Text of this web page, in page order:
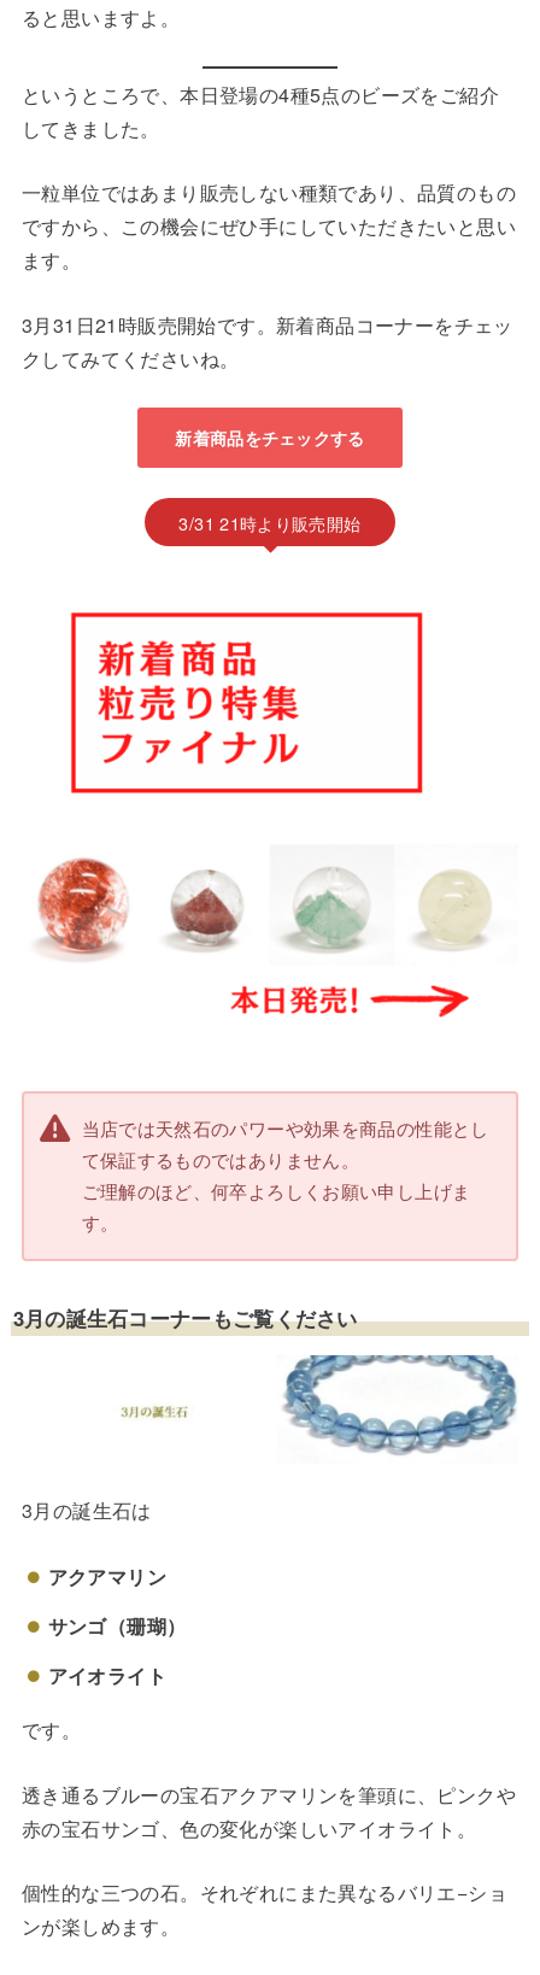
ると思いますよ。
というところで、本日登場の4種5点のビーズをご紹介
してきました。
一粒単位ではあまり販売しない種類であり、品質のもの
ですから、この機会にぜひ手にしていただきたいと思い
ます。
3月31日21時販売開始です。新着商品コーナーをチェッ
クしてみてくださいね。
新着商品をチェックする
3/31 21時より販売開始
当店では天然石のパワーや効果を商品の性能とし
て保証するものではありません。
ご理解のほど、何卒よろしくお願い申し上げま
す。
3月の誕生石コーナーもご覧ください
3月の誕生石は
アクアマリン
サンゴ（珊瑚）
アイオライト
です。
透き通るブルーの宝石アクアマリンを筆頭に、ピンクや
赤の宝石サンゴ、色の変化が楽しいアイオライト。
個性的な三つの石。それぞれにまた異なるバリエ−ショ
ンが楽しめます。